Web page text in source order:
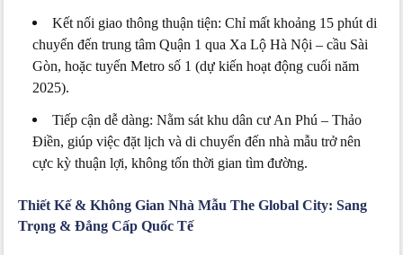
Kết nối giao thông thuận tiện: Chỉ mất khoảng 15 phút di
chuyển đến trung tâm Quận 1 qua Xa Lộ Hà Nội – cầu Sài
Gòn, hoặc tuyến Metro số 1 (dự kiến hoạt động cuối năm
2025).
Tiếp cận dễ dàng: Nằm sát khu dân cư An Phú – Thảo
Điền, giúp việc đặt lịch và di chuyển đến nhà mẫu trở nên
cực kỳ thuận lợi, không tốn thời gian tìm đường.
Thiết Kế & Không Gian Nhà Mẫu The Global City: Sang
Trọng & Đẳng Cấp Quốc Tế